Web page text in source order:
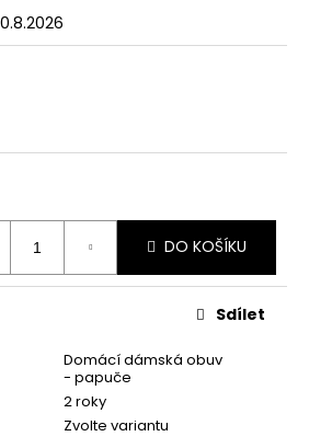
DO KOŠÍKU
Domácí dámská obuv
- papuče
2 roky
Zvolte variantu
Sdílet